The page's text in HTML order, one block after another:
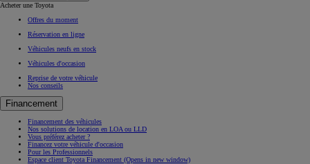
Acheter une Toyota
Offres du moment
Réservation en ligne
Véhicules neufs en stock
Véhicules d'occasion
Reprise de votre véhicule
Nos conseils
Financement
Financement des véhicules
Nos solutions de location en LOA ou LLD
Vous préférez acheter ?
Financez votre véhicule d'occasion
Pour les Professionnels
Espace client Toyota Financement (Opens in new window)